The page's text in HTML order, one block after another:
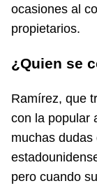
ocasiones al
propietarios.
¿Quien se
Ramírez, que
con la popular
muchas
pero cuando